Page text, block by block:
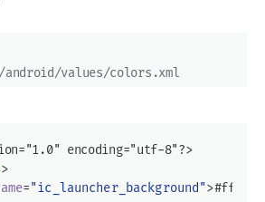
values/colors.xml
encoding="utf-8"?>
>
="ic_launcher_background">#fff